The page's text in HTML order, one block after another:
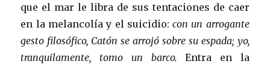
que el mar le libra de sus tentaciones de caer
en la melancolía y el suicidio: con un arrogante
gesto filosófico, Catón se arrojó sobre su espada; yo,
tranquilamente, tomo un barco. Entra en la